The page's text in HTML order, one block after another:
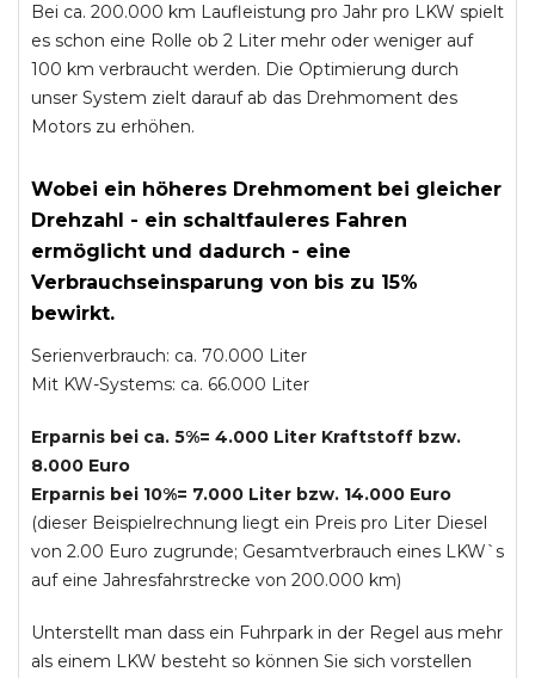
Bei ca. 200.000 km Laufleistung pro Jahr pro LKW spielt
es schon eine Rolle ob 2 Liter mehr oder weniger auf
100 km verbraucht werden. Die Optimierung durch
unser System zielt darauf ab das Drehmoment des
Motors zu erhöhen.
Wobei ein höheres Drehmoment bei gleicher
Drehzahl - ein schaltfauleres Fahren
ermöglicht und dadurch - eine
Verbrauchseinsparung von bis zu 15%
bewirkt.
Serienverbrauch: ca. 70.000 Liter
Mit KW-Systems: ca. 66.000 Liter
Erparnis bei ca. 5%= 4.000 Liter Kraftstoff bzw.
8.000 Euro
Erparnis bei 10%= 7.000 Liter bzw. 14.000 Euro
(dieser Beispielrechnung liegt ein Preis pro Liter Diesel
von 2.00 Euro zugrunde; Gesamtverbrauch eines LKW`s
auf eine Jahresfahrstrecke von 200.000 km)
Unterstellt man dass ein Fuhrpark in der Regel aus mehr
als einem LKW besteht so können Sie sich vorstellen